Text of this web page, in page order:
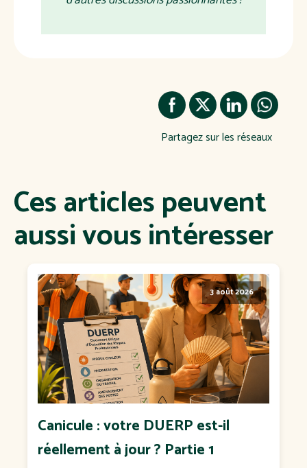
Partagez sur les réseaux
Ces articles peuvent
aussi vous intéresser
3 août 2026
Canicule : votre DUERP est-il
réellement à jour ? Partie 1